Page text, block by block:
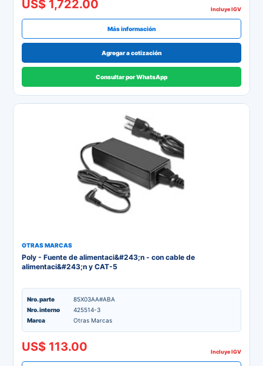
US$ 1,722.00 Incluye IGV
Más información
Agregar a cotización
Consultar por WhatsApp
OTRAS MARCAS
Poly - Fuente de alimentaci&#243;n - con cable de
alimentaci&#243;n y CAT-5
Nro. parte
85X03AA#ABA
Nro. interno
425514-3
Marca
Otras Marcas
US$ 113.00 Incluye IGV